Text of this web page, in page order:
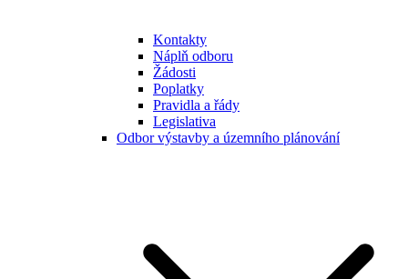
Kontakty
Náplň odboru
Žádosti
Poplatky
Pravidla a řády
Legislativa
Odbor výstavby a územního plánování